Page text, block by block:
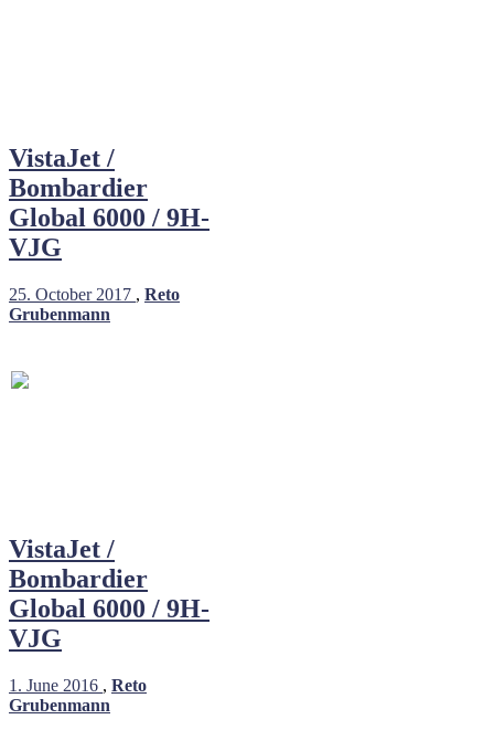
VistaJet /
Bombardier
Global 6000 / 9H-
VJG
25. October 2017 , Reto
Grubenmann
VistaJet /
Bombardier
Global 6000 / 9H-
VJG
1. June 2016 , Reto
Grubenmann